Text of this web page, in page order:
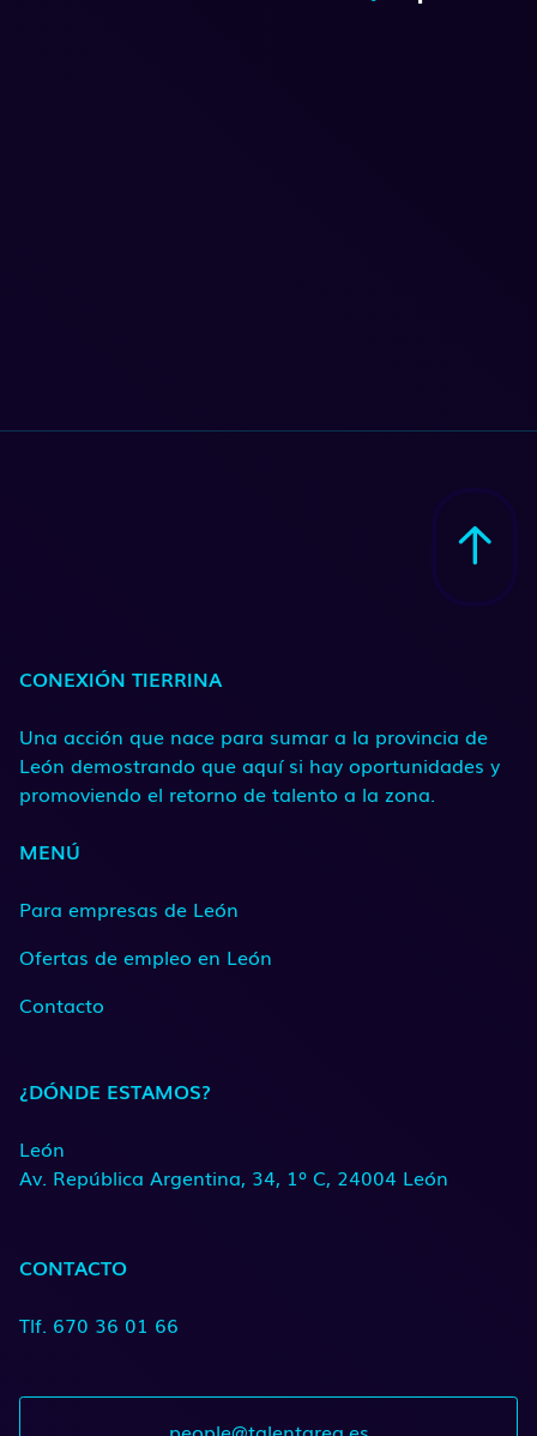
CONEXIÓN TIERRINA
Una acción que nace para sumar a la provincia de
León demostrando que aquí si hay oportunidades y
promoviendo el retorno de talento a la zona.
MENÚ
Para empresas de León
Ofertas de empleo en León
Contacto
¿DÓNDE ESTAMOS?
León
Av. República Argentina, 34, 1º C, 24004 León
CONTACTO
Tlf. 670 36 01 66